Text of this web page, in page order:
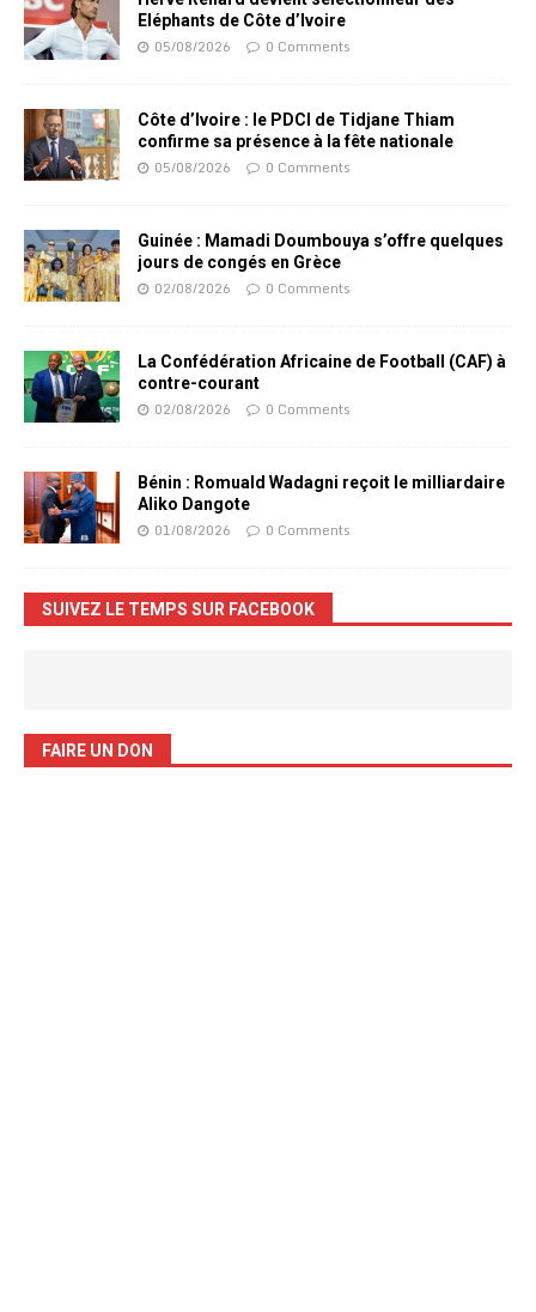
Eléphants de Côte d’Ivoire
05/08/2026 0 Comments
Côte d’Ivoire : le PDCI de Tidjane Thiam
confirme sa présence à la fête nationale
05/08/2026 0 Comments
Guinée : Mamadi Doumbouya s’offre quelques
jours de congés en Grèce
02/08/2026 0 Comments
La Confédération Africaine de Football (CAF) à
contre-courant
02/08/2026 0 Comments
Bénin : Romuald Wadagni reçoit le milliardaire
Aliko Dangote
01/08/2026 0 Comments
SUIVEZ LE TEMPS SUR FACEBOOK
FAIRE UN DON